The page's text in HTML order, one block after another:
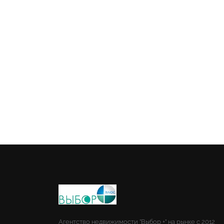
Агентство недвижимости "Выбор +" на рынке с 2012